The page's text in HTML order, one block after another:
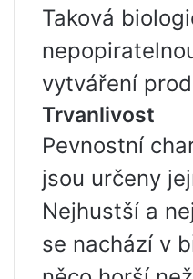
Taková
vytváření
Trvanlivost
Pevnostní
jsou určeny
Nejhustší a
se nachází v